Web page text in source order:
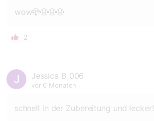
wow🫣🤤🤤🤤
2
Jessica B_006
vor 6 Monaten
schnell in der Zubereitung und lecker!